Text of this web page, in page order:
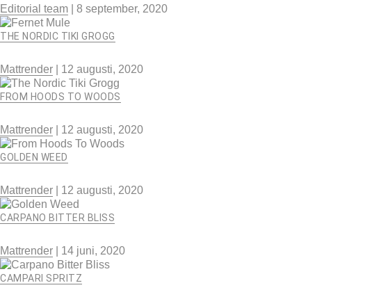
Editorial team 8 september, 2020
THE NORDIC TIKI GROGG
Mattrender 12 augusti, 2020
FROM HOODS TO WOODS
Mattrender 12 augusti, 2020
GOLDEN WEED
Mattrender 12 augusti, 2020
CARPANO BITTER BLISS
Mattrender 14 juni, 2020
CAMPARI SPRITZ